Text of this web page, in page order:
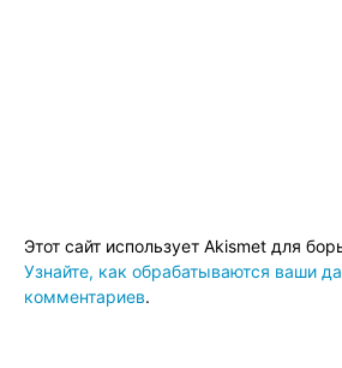
Этот сайт использует Akismet для
Узнайте, как обрабатываются ваши
комментариев.